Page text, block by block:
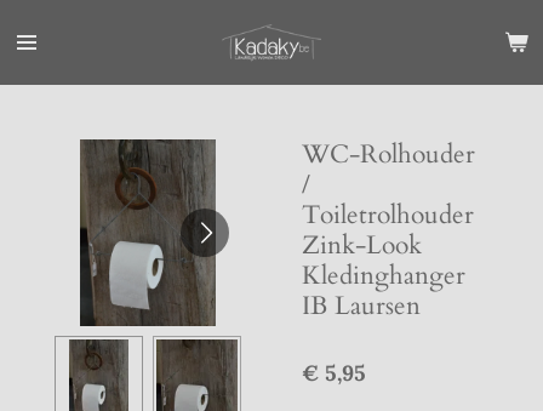
direct
WC-Rolhouder
/
Toiletrolhouder
Zink-Look
Kledinghanger
IB Laursen
€ 5,95